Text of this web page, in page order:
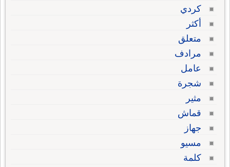
كردي
أكثر
متعلق
مرادف
عامل
شجرة
مثير
قماش
جهاز
مسيو
كلمة